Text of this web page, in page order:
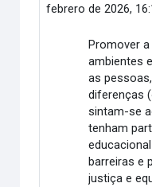
febrero de 2026,
Promover
ambientes
as
diferenças
sintam-se
tenham
barreiras e
justiça e